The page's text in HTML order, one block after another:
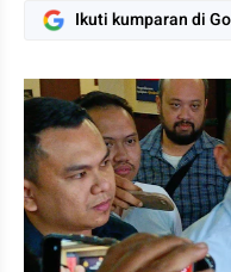
Ikuti kumparan di